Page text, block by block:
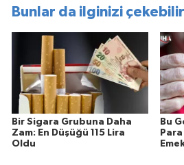
Bunlar da ilginizi çekebilir
Bir Sigara Grubuna Daha
Zam: En Düşüğü 115 Lira
Oldu
Bu